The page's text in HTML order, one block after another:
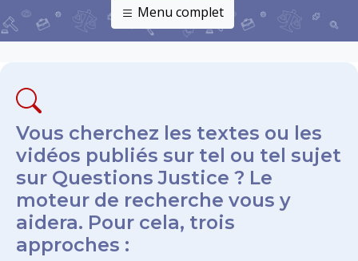
Menu complet
Vous cherchez les textes ou les
vidéos publiés sur tel ou tel sujet
sur Questions Justice ? Le
moteur de recherche vous y
aidera. Pour cela, trois
approches :